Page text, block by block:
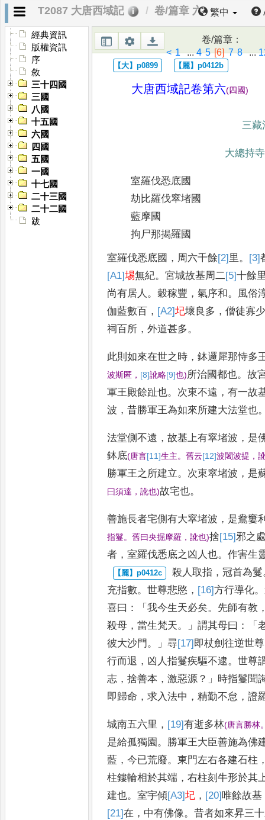
T2087 大唐西域記 卷/篇章 六 繁中
經典資訊
版權資訊
序
敘
三十四國
三國
八國
十五國
六國
四國
五國
一國
十七國
二十三國
二十二國
跋
卷/篇章 ：
< 1...4 5 [6] 7 8...
大唐西域記卷第六(四國)
三
大總持
室羅伐悉底國
劫比羅伐窣堵國
藍摩國
拘尸那揭羅國
室羅伐悉底國 ， 周六千餘[2] 里。 [3]
[A1]埸無紀。宮城故基周二[5]十餘
尚有居人 。穀稼豐 ，氣序和。 風俗
伽藍數百 ， [A2]圮壞良多 ，僧徒寡
祠百所 ，外道甚多。
此則如來在世之時 ，鉢邏犀那恃多
波斯匿 ， [8]訛略[9]也)所治國都也。故
軍王殿餘趾也。 次東不遠 ，有一故
波 ，昔勝軍王為如來所建大法堂也
法堂側不遠 ，故基上有窣堵波 ， 是
鉢底(唐言[11]生主。舊云[12]波闍波提 ，
勝軍王之所建立。 次東窣堵波 ， 是
曰須達 ，訛也)故宅也。
善施長者宅側有大窣堵波 ， 是鴦窶
指鬘。舊曰央掘摩羅 ，訛也)捨[15]邪之
者 ，室羅伐悉底之凶人也。作害生
殺人取指 ， 冠首為鬘
充指數。世尊悲愍 ， [16]方行導化。
喜曰 ：「我今生天必矣。 先師有教
殺母 ，當生梵天。」謂其母曰 ：「
彼大沙門。」尋[17] 即杖劍往逆世尊
行而退 ， 凶人指鬘疾驅不逮。世尊
志 ，捨善本 ，激惡源 ？」 時指鬘聞
即歸命 ，求入法中 ，精勤不怠 ，證
城南五六里 ， [19]有逝多林(唐言勝林
是給孤獨 園 。 勝軍王大臣善施為佛
藍 ，今已荒廢。東門左右各建石柱
柱鏤輪相於其端 ，右柱刻牛形於其
建也。室宇傾[A3]圮 ， [20]唯餘故基
[21]在 ， 中有佛像。昔者如來昇三